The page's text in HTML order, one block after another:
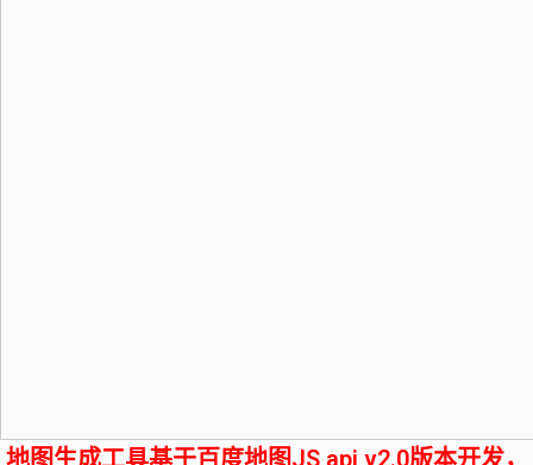
地图生成工具基于百度地图JS api v2.0版本开发，